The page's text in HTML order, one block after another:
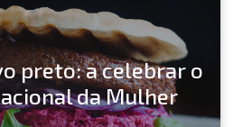
preto: a celebrar o
da Mulher